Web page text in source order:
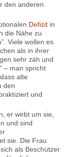
den anderen
Defizit in
die Nähe zu
Viele wollen es
als in ihrer
sehr zäh und
– man spricht
alte
den
und
er wirbt um sie,
und sind
sie. Die Frau
als Beschützer